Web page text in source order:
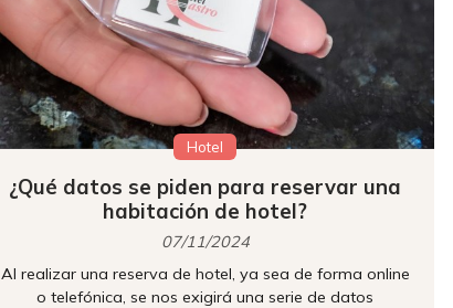
¿Qué datos se piden para reservar una
habitación de hotel?
07/11/2024
Hotel
Al realizar una reserva de hotel, ya sea de forma online
o telefónica, se nos exigirá una serie de datos